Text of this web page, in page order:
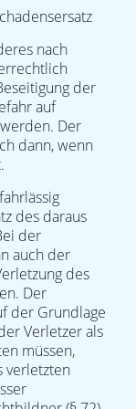
nach
der
auf
Der
dann, wenn
des daraus
der
auch der
des
Der
der Grundlage
Verletzer als
müssen,
verletzten